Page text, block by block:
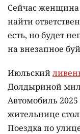
Сейчас женщина
найти
есть, но будет
на внезапное
Июльский
Долдыриной
Автомобиль
жительнице
Поездка по